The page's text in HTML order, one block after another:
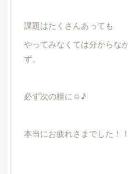
課題はたくさんあっても
やってみなくては分からな
ず。
必ず次の糧に☺︎♪
本当にお疲れさまでした！